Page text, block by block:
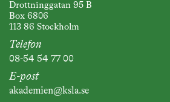
Drottninggatan 95 B
Box 6806
113 86 Stockholm
Telefon
08-54 54 77 00
E-post
akademien@ksla.se